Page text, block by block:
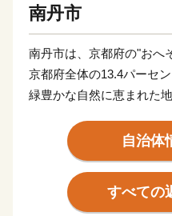
南丹市
南丹市は、京都府の"おへ
京都府全体の13.4パーセ
緑豊かな自然に恵まれた
ぶきの里」は日本の原風
で、かやぶき民家が立ち
物群保存地区に選定され
に変化する景観で訪れる
自治体
すべての